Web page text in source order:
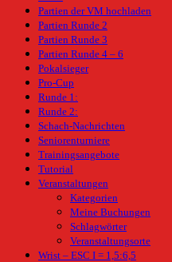
Partien der VM hochladen
Partien Runde 2
Partien Runde 3
Partien Runde 4 – 6
Pokalsieger
Pro-Cup
Runde 1:
Runde 2:
Schach-Nachrichten
Seniorenturniere
Trainingsangebote
Tutorial
Veranstaltungen
Kategorien
Meine Buchungen
Schlagwörter
Veranstaltungsorte
Wrist – ESC I = 1,5:6,5